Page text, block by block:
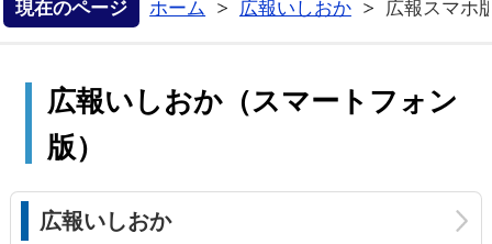
現在のページ ホーム 広報いしおか 広報スマホ
広報いしおか（スマートフォン
版）
広報いしおか